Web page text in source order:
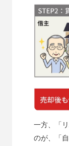
一方、「
のが、「